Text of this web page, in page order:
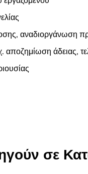
αναδιοργάνωση
αποζημίωση άδειας,
σε